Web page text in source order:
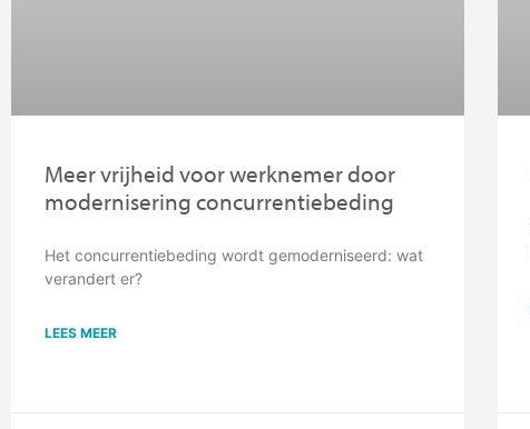
Meer vrijheid voor werknemer door
modernisering concurrentiebeding
Het concurrentiebeding wordt gemoderniseerd: wat
verandert er?
LEES MEER